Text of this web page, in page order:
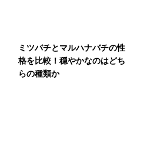
ミツバチとマルハナバチの性
格を比較！穏やかなのはどち
らの種類か